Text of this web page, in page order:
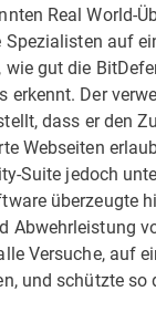
Real World-
Spezialisten auf
wie gut die
erkennt. Der
dass er den
Webseiten
Suite jedoch
überzeugte
Abwehrleistung
Versuche, auf
und schützte so